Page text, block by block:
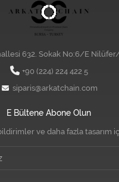
632. Sokak No:6/E
+90 (224) 224 422 5
siparis@arkatchain.com
E Bültene Abone Olun
ve daha fazla tasarım